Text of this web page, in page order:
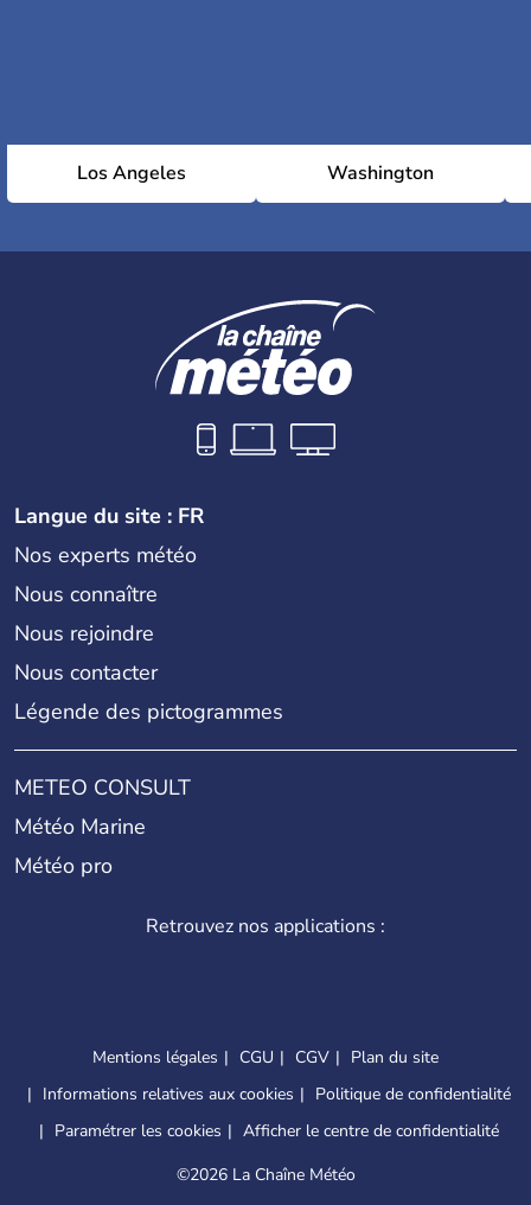
Los Angeles Washington
Langue du site : FR
Nos experts météo
Nous connaître
Nous rejoindre
Nous contacter
Légende des pictogrammes
METEO CONSULT
Météo Marine
Météo pro
Retrouvez nos applications :
Mentions légales CGU CGV
Plan du site
Informations relatives aux cookies
Politique de confidentialité
Paramétrer les cookies
Afficher le centre de confidentialité
©2026 La Chaîne Météo